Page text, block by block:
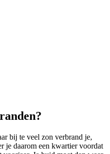
bij te veel zon verbrand je,
je daarom een kwartier voordat